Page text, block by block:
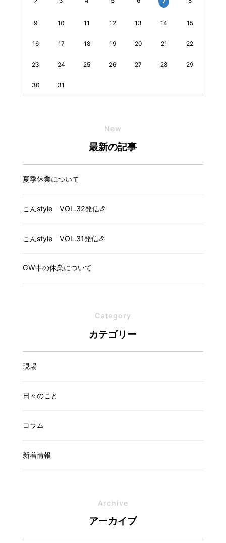
9 10 11 12 13 14 15
16 17 18 19 20 21 22
23 24 25 26 27 28 29
30 31
New
最新の記事
夏季休業について
こんstyle VOL.32発信🎉
こんstyle VOL.31発信🎉
GW中の休業について
Category
カテゴリー
現場
日々のこと
コラム
新着情報
Archive
アーカイブ